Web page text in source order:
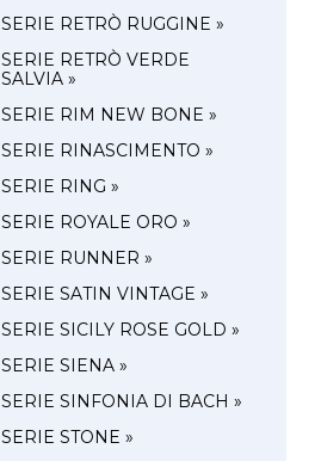
SERIE RETRÒ RUGGINE »
SERIE RETRÒ VERDE
SALVIA »
SERIE RIM NEW BONE »
SERIE RINASCIMENTO »
SERIE RING »
SERIE ROYALE ORO »
SERIE RUNNER »
SERIE SATIN VINTAGE »
SERIE SICILY ROSE GOLD »
SERIE SIENA »
SERIE SINFONIA DI BACH »
SERIE STONE »